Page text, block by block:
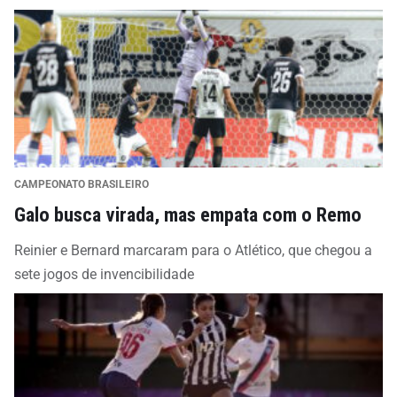
CAMPEONATO BRASILEIRO
Galo busca virada, mas empata com o Remo
Reinier e Bernard marcaram para o Atlético, que chegou a
sete jogos de invencibilidade